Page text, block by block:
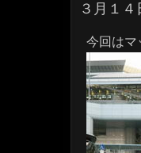
３月１
今回はマ